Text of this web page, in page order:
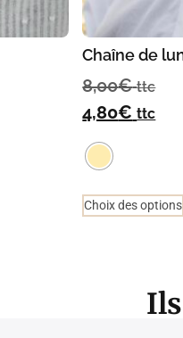
Chaîne de
8,00€ ttc
4,80€ ttc
Choix des options